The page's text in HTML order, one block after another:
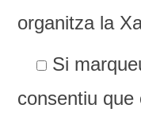
organitza la
Si
consentiu que